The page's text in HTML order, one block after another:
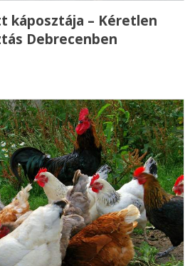
– Kéretlen
Debrecenben